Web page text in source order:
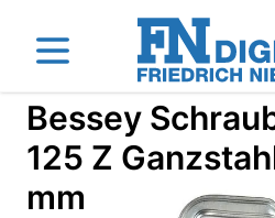
Direkt zum Inhalt
Das Unternehmen
Bessey
125 Z
mm